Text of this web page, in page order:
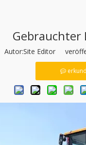
Gebrauchter
Editor